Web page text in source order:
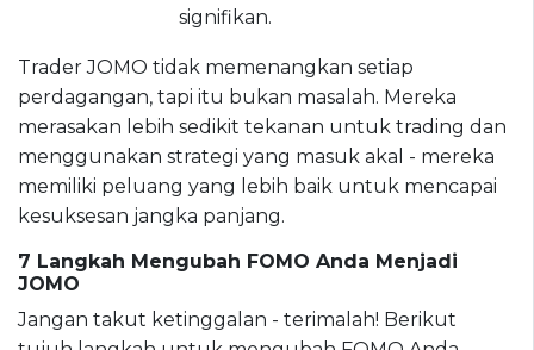
signifikan.
Trader JOMO tidak memenangkan setiap
perdagangan, tapi itu bukan masalah. Mereka
merasakan lebih sedikit tekanan untuk trading dan
menggunakan strategi yang masuk akal - mereka
memiliki peluang yang lebih baik untuk mencapai
kesuksesan jangka panjang.
7 Langkah Mengubah FOMO Anda Menjadi
JOMO
Jangan takut ketinggalan - terimalah! Berikut